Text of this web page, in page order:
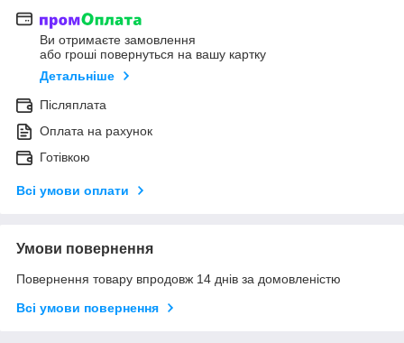
Ви отримаєте замовлення
або гроші повернуться на вашу картку
Детальніше
Післяплата
Оплата на рахунок
Готівкою
Всі умови оплати
Умови повернення
Повернення товару впродовж 14 днів за домовленістю
Всі умови повернення